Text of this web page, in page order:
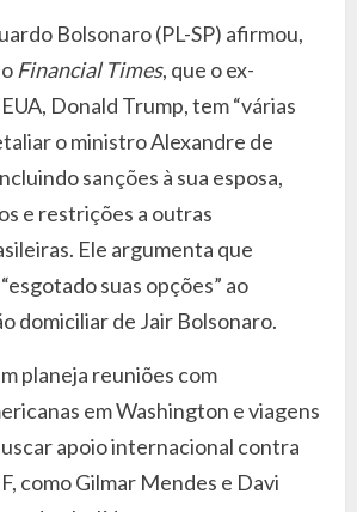
Bolsonaro (PL-SP) afirmou,
Financial Times, que o ex-
Donald Trump, tem “várias
o ministro Alexandre de
sanções à sua esposa,
e restrições a outras
Ele argumenta que
suas opções” ao
domiciliar de Jair Bolsonaro.
planeja reuniões com
em Washington e viagens
apoio internacional contra
como Gilmar Mendes e Davi